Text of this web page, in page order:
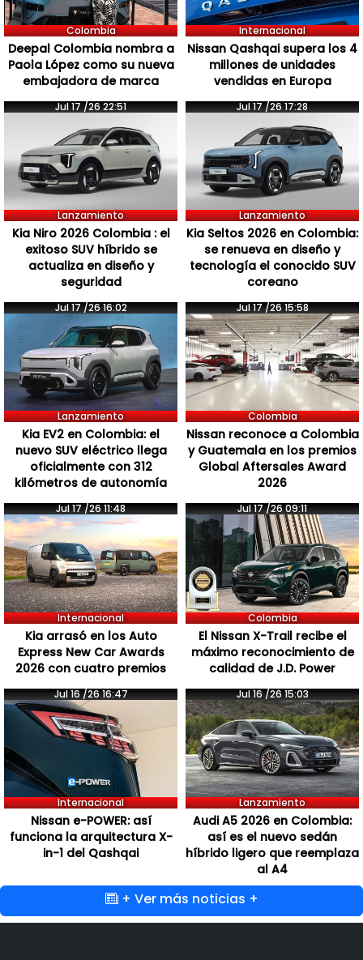
Colombia
Deepal Colombia nombra a
Paola López como su nueva
embajadora de marca
Internacional
Nissan Qashqai supera los 4
millones de unidades
vendidas en Europa
Jul 17 /26 22:51
Lanzamiento
Kia Niro 2026 Colombia : el
exitoso SUV híbrido se
actualiza en diseño y
seguridad
Jul 17 /26 17:28
Lanzamiento
Kia Seltos 2026 en Colombia:
se renueva en diseño y
tecnología el conocido SUV
coreano
Jul 17 /26 16:02
Lanzamiento
Kia EV2 en Colombia: el
nuevo SUV eléctrico llega
oficialmente con 312
kilómetros de autonomía
Jul 17 /26 15:58
Colombia
Nissan reconoce a Colombia
y Guatemala en los premios
Global Aftersales Award
2026
Jul 17 /26 11:48
Internacional
Kia arrasó en los Auto
Express New Car Awards
2026 con cuatro premios
Jul 17 /26 09:11
Colombia
El Nissan X-Trail recibe el
máximo reconocimiento de
calidad de J.D. Power
Jul 16 /26 16:47
Internacional
Nissan e-POWER: así
funciona la arquitectura X-
in-1 del Qashqai
Jul 16 /26 15:03
Lanzamiento
Audi A5 2026 en Colombia:
así es el nuevo sedán
híbrido ligero que reemplaza
al A4
+ Ver más noticias +